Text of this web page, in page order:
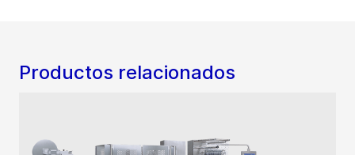
Productos relacionados